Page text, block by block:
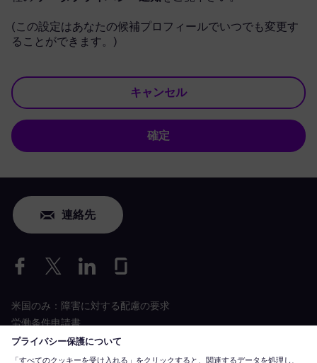
(この設定はあなたの候補プロフィールでいつでも変更す
ることができます。)
キャンセル
確定
連絡先
米国のみ：障害に対する配慮の要求
労働条件申請書
siemens-energy.comグローバルウェブサイト